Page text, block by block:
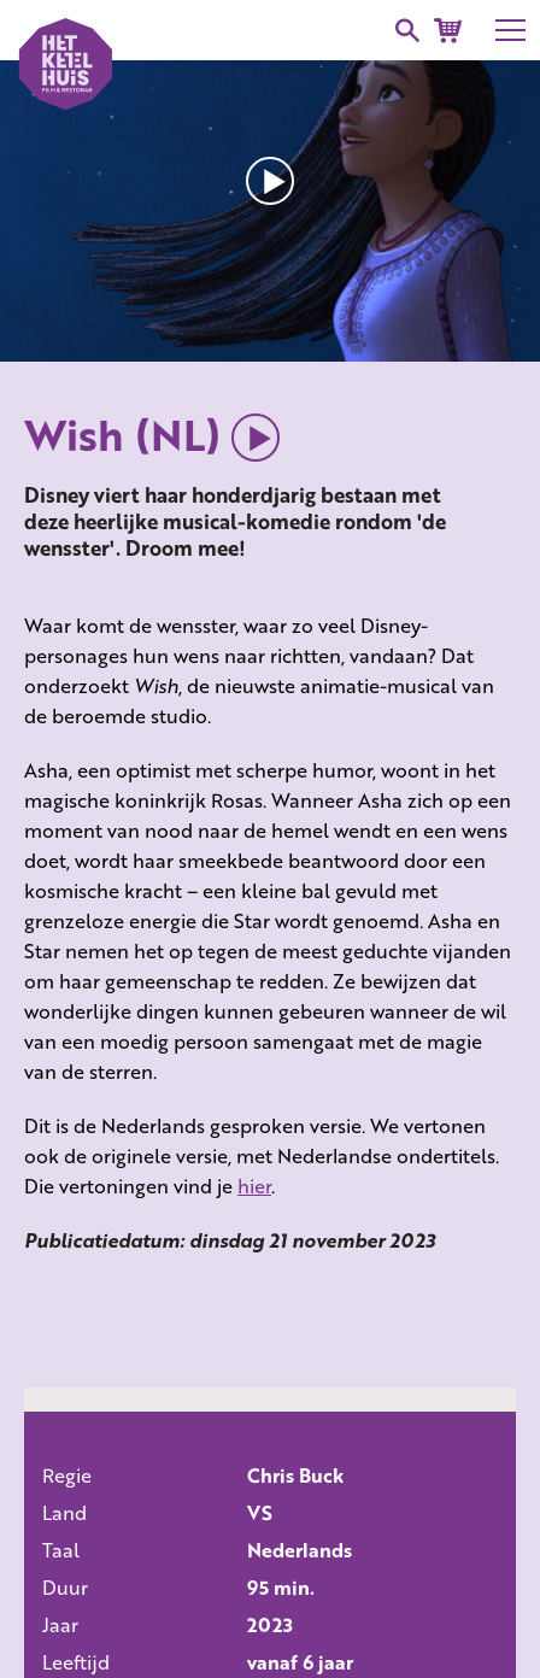
Wish (NL)
Disney viert haar honderdjarig bestaan met
deze heerlijke musical-komedie rondom 'de
wensster'. Droom mee!
Waar komt de wensster, waar zo veel Disney-
personages hun wens naar richtten, vandaan? Dat
onderzoekt Wish, de nieuwste animatie-musical van
de beroemde studio.
Asha, een optimist met scherpe humor, woont in het
magische koninkrijk Rosas. Wanneer Asha zich op een
moment van nood naar de hemel wendt en een wens
doet, wordt haar smeekbede beantwoord door een
kosmische kracht – een kleine bal gevuld met
grenzeloze energie die Star wordt genoemd. Asha en
Star nemen het op tegen de meest geduchte vijanden
om haar gemeenschap te redden. Ze bewijzen dat
wonderlijke dingen kunnen gebeuren wanneer de wil
van een moedig persoon samengaat met de magie
van de sterren.
Dit is de Nederlands gesproken versie. We vertonen
ook de originele versie, met Nederlandse ondertitels.
Die vertoningen vind je hier.
Publicatiedatum: dinsdag 21 november 2023
Regie
Chris Buck
Land
VS
Taal
Nederlands
Duur
95 min.
Jaar
2023
Leeftijd
vanaf 6 jaar